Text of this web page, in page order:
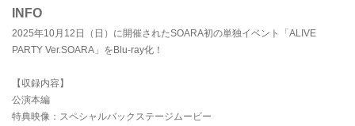
INFO
2025年10月12日（日）に開催されたSOARA初の単独イベント「ALIVE
PARTY Ver.SOARA」をBlu-ray化！
【収録内容】
公演本編
特典映像：スペシャルバックステージムービー